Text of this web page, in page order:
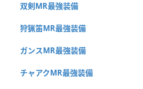
双剣MR最強装備
狩猟笛MR最強装備
ガンスMR最強装備
チャアクMR最強装備